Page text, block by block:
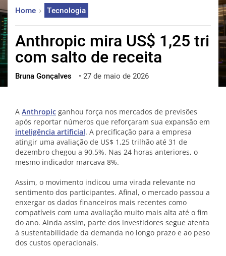
русский
العربية
ქართული
Home Tecnologia
Anthropic mira US$ 1,25 tri
com salto de receita
Bruna Gonçalves • 27 de maio de 2026
A Anthropic ganhou força nos mercados de previsões
após reportar números que reforçaram sua expansão em
inteligência artificial. A precificação para a empresa
atingir uma avaliação de US$ 1,25 trilhão até 31 de
dezembro chegou a 90,5%. Nas 24 horas anteriores, o
mesmo indicador marcava 8%.
Assim, o movimento indicou uma virada relevante no
sentimento dos participantes. Afinal, o mercado passou a
enxergar os dados financeiros mais recentes como
compatíveis com uma avaliação muito mais alta até o fim
do ano. Ainda assim, parte dos investidores segue atenta
à sustentabilidade da demanda no longo prazo e ao peso
dos custos operacionais.